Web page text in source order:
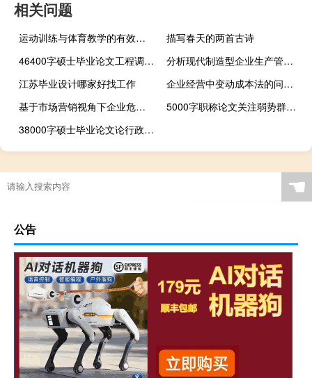
相关问题
运动训练与体育教学的有效整合,体育训练、体育教育与研究生体育训练...
描写春天的两首古诗
46400字硕士毕业论文工程调度中的多目标优化研究
分析现代制造型企业生产管理现状及改善措施,企业生产管理有哪些改进措施？
江苏毕业设计哪家好找工作
企业经营中变动成本法的问题与对策,亲爱的上帝，我可以问宝钢战略成本管理案例中的潜在问题吗？...
基于市场营销视角下企业危机管理策略探究,营销概念应用实践训练
5000字职称论文关注弱势群体促进社会和谐
38000字硕士毕业论文论行政行为与警察权力监督
☚
公告